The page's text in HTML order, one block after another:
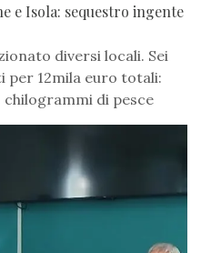
e Isola: sequestro ingente
diversi locali. Sei
12mila euro totali:
di pesce